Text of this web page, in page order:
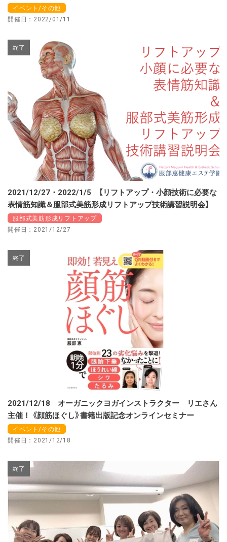
イベント/その他
開催日：2022/01/11
終了
2021/12/27・2022/1/5 【リフトアップ・小顔技術に必要な
表情筋知識＆服部式美筋形成リフトアップ技術講習説明会】
服部式美筋形成リフトアップ
開催日：2021/12/27
終了
2021/12/18 オーガニックヨガインストラクター リエさん
主催！ 《顔筋ほぐし》書籍出版記念オンラインセミナー
イベント/その他
開催日：2021/12/18
終了